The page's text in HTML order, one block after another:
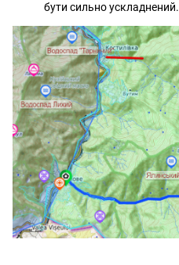
бути сильно ускладнений.